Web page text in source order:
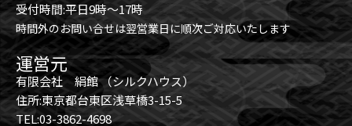
受付時間:平日9時～17時
時間外のお問い合せは翌営業日に順次ご対応いたします
運営元
有限会社 絹館 （シルクハウス）
住所:東京都台東区浅草橋3-15-5
TEL:03-3862-4698